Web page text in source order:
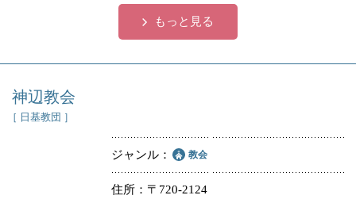
もっと見る
神辺教会
［ 日基教団 ］
ジャンル 教会
住所
〒720-2124